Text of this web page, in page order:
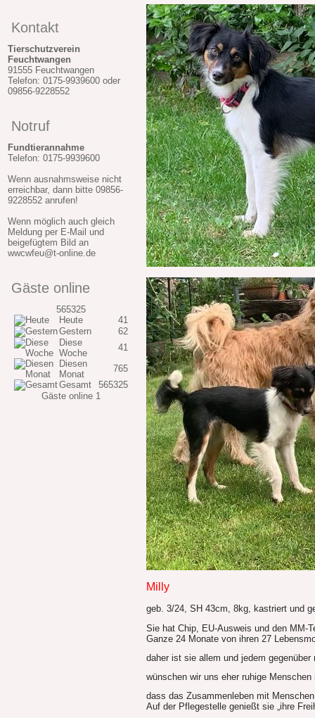
Kontakt
Tierschutzverein
Feuchtwangen
91555 Feuchtwangen
Telefon: 0175-9939600 oder
09856-9228552
Notruf
Fundtierannahme
Telefon: 0175-9939600
Wenn ausnahmsweise nicht
erreichbar, dann bitte 09856-
9228552 anrufen!
Wenn möglich auch gleich
Meldung per E-Mail und
beigefügtem Bild an
wwcwfeu@t-online.de
Gäste online
565325
Heute
41
Gestern
62
Diese
Woche
41
Diesen
Monat
765
Gesamt
565325
Gäste online 1
Milly
geb. 3/24, SH 43cm, 8kg, kastriert und
Sie hat Chip, EU-Ausweis und den MM-
Ganze 24 Monate von ihren 27
daher ist sie allem und jedem
wünschen wir uns eher ruhige
dass das Zusammenleben mit
Auf der Pflegestelle genießt sie „ihre